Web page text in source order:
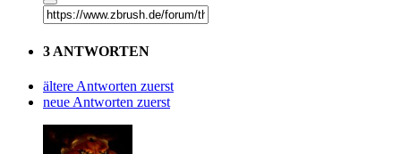
3 ANTWORTEN
ältere Antworten zuerst
neue Antworten zuerst